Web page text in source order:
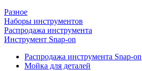
Разное
Наборы инструментов
Распродажа инструмента
Инструмент Snap-on
Распродажа инструмента Snap-on
Мойка для деталей